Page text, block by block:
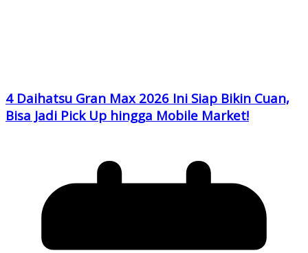
4 Daihatsu Gran Max 2026 Ini Siap Bikin Cuan,
Bisa Jadi Pick Up hingga Mobile Market!